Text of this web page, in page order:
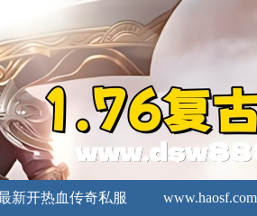
新开热血传奇私服 www.haosf.com